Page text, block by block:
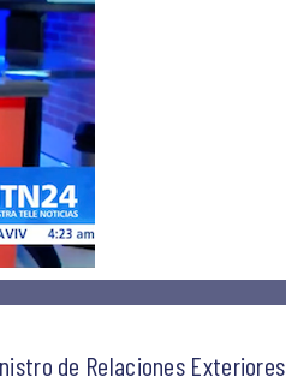
de Relaciones Exteriores